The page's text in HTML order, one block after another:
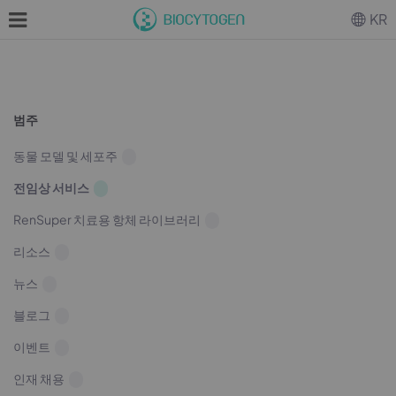
범주
동물 모델 및 세포주
전임상 서비스
RenSuper 치료용 항체 라이브러리
리소스
뉴스
블로그
이벤트
인재 채용
KR